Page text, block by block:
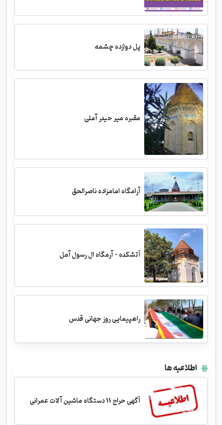
پل دوازده چشمه
مقبره میر حیدر آملی
آرامگاه امامزاده ناصرالحق
آتشکده - آرمگاه ال رسول آمل
راهپیمایی روز جهانی قدس
اطلاعیه ها
آگهی حراج 11 دستگاه ماشین آلات عمرانی